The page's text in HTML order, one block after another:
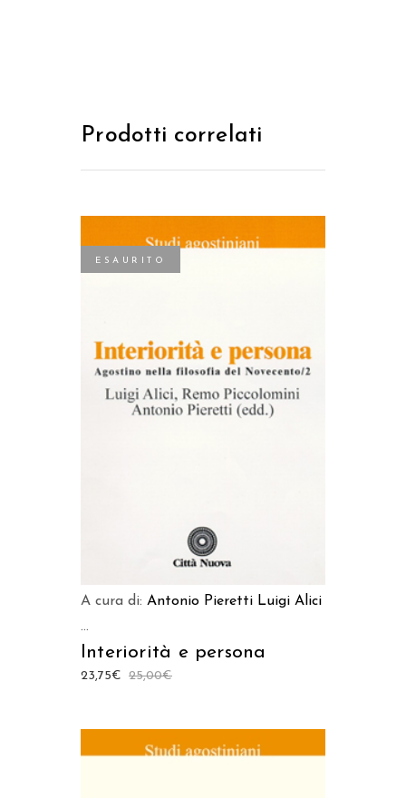
Prodotti correlati
ESAURITO
LEGGI TUTTO
A cura di: Antonio Pieretti Luigi Alici
...
Interiorità e persona
25,00€
23,75€